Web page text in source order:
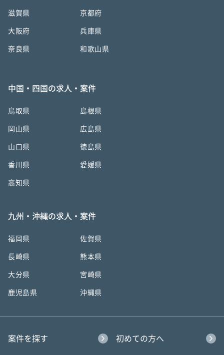
滋賀県 京都府
大阪府 兵庫県
奈良県 和歌山県
中国・四国の求人・案件
鳥取県 島根県
岡山県 広島県
山口県 徳島県
香川県 愛媛県
高知県
九州・沖縄の求人・案件
福岡県 佐賀県
長崎県 熊本県
大分県 宮崎県
鹿児島県 沖縄県
案件を探す 初めての方へ